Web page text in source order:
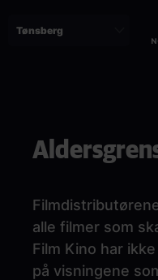
alle filmer som
Film Kino har
på visningene